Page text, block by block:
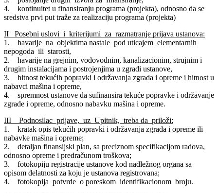
4. kontinuitet u finansiranju programa (projekta), odnosno da se
sredstva prvi put traže za realizaciju programa (projekta)
II Posebni uslovi i kriterijumi za razmatranje prijava ustanova:
1. havarije na objektima nastale pod uticajem elementarnih
nepogoda ili starosti,
2. havarije na grejnim, vodovodnim, kanalizacionim, strujnim i
drugim instalacijama i postrojenjima u zgradi ustanove,
3. hitnost tekućih popravki i održavanja zgrada i opreme i hitnost u
nabavci mašina i opreme,
4. spremnost ustanove da sufinansira tekuće popravke i održavanje
zgrade i opreme, odnosno nabavku mašina i opreme.
III Podnosilac prijave, uz Upitnik, treba da priloži:
1. kratak opis tekućih popravki i održavanja zgrada i opreme ili
nabavke mašina i opreme;
2. detaljan finansijski plan, sa preciznom specifikacijom radova,
odnosno opreme i predračunom troškova;
3. fotokopiju registracije ustanove kod nadležnog organa sa
opisom delatnosti za koju je ustanova registrovana;
4. fotokopija potvrde o poreskom identifikacionom broju.